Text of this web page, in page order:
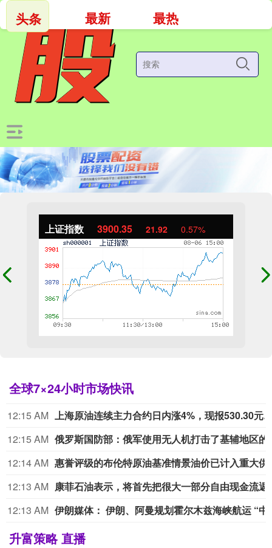
上证指数 3900.35 21.92 0.57%
全球7×24小时市场快讯
12:15 AM
上海原油连续主力合约日内涨
12:15 AM
12:14 AM
12:13 AM
12:13 AM
升富策略 直播
头条 最新 最热